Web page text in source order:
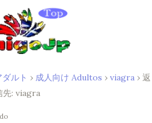
ルト › 成人向け Adultos › viagra › 返
先: viagra